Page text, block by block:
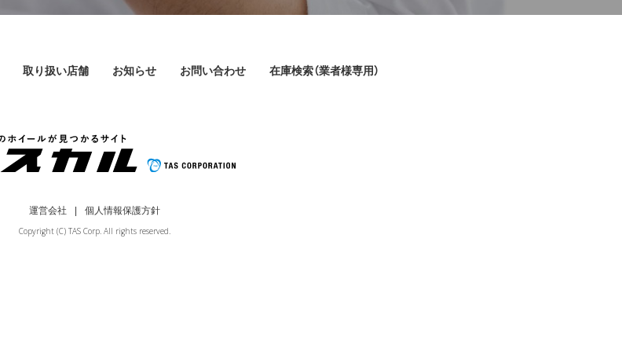
取り扱い店舗 お知らせ お問い合わせ 在庫検索（業者様専用）
運営会社
個人情報保護方針
Copyright (C) TAS Corp. All rights reserved.